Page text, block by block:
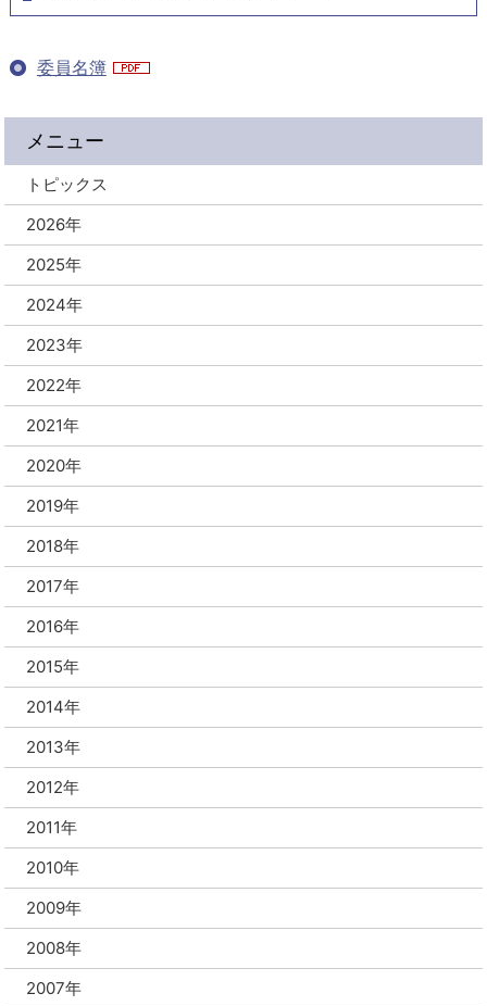
委員名簿
メニュー
トピックス
2026年
2025年
2024年
2023年
2022年
2021年
2020年
2019年
2018年
2017年
2016年
2015年
2014年
2013年
2012年
2011年
2010年
2009年
2008年
2007年